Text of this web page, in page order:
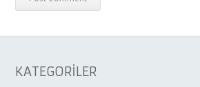
KATEGORİLER